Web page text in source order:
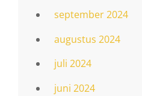
september 2024
augustus 2024
juli 2024
juni 2024